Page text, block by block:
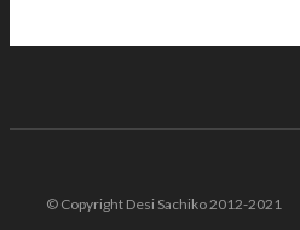
© Copyright Desi Sachiko 2012-2021